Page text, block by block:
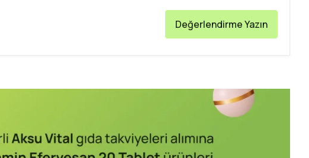
Değerlendirme Yazın